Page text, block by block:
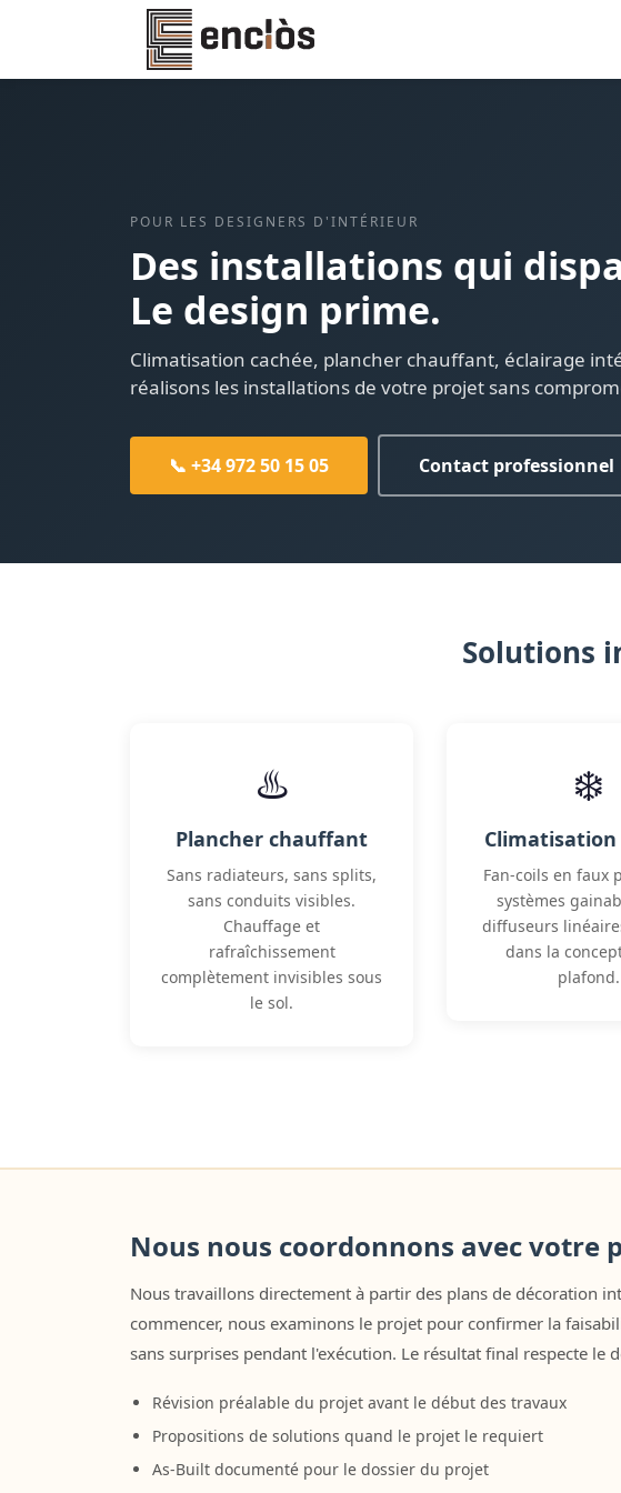
POUR LES DESIGNERS D'INTÉRIEUR
Des installations qui
Le design prime.
Climatisation cachée, plancher chauffant, éclairage
réalisons les installations de votre projet sans
📞 +34 972 50 15 05 Contact professionnel
Solutions
♨️
Plancher chauffant
Sans radiateurs, sans splits,
sans conduits visibles.
Chauffage et
rafraîchissement
complètement invisibles sous
le sol.
❄️
Climatisation
Fan-coils en faux
systèmes
diffuseurs
dans la
plafond.
Nous nous coordonnons avec votre
Nous travaillons directement à partir des plans de décoration
commencer, nous examinons le projet pour confirmer la
sans surprises pendant l'exécution. Le résultat final respecte le
Révision préalable du projet avant le début des travaux
Propositions de solutions quand le projet le requiert
As-Built documenté pour le dossier du projet